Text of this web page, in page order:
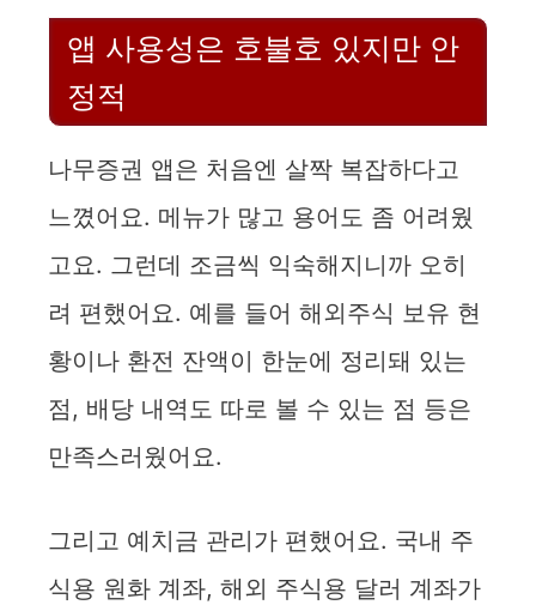
앱 사용성은 호불호 있지만 안
정적
나무증권 앱은 처음엔 살짝 복잡하다고
느꼈어요. 메뉴가 많고 용어도 좀 어려웠
고요. 그런데 조금씩 익숙해지니까 오히
려 편했어요. 예를 들어 해외주식 보유 현
황이나 환전 잔액이 한눈에 정리돼 있는
점, 배당 내역도 따로 볼 수 있는 점 등은
만족스러웠어요.
그리고 예치금 관리가 편했어요. 국내 주
식용 원화 계좌, 해외 주식용 달러 계좌가